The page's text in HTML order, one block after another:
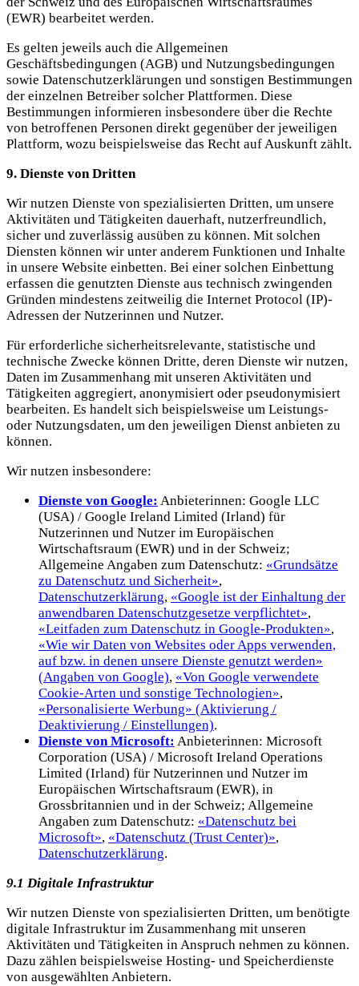
(EWR) bearbeitet werden.
Es gelten jeweils auch die Allgemeinen
Geschäftsbedingungen (AGB) und Nutzungsbedingungen
sowie Datenschutzerklärungen und sonstigen Bestimmungen
der einzelnen Betreiber solcher Plattformen. Diese
Bestimmungen informieren insbesondere über die Rechte
von betroffenen Personen direkt gegenüber der jeweiligen
Plattform, wozu beispielsweise das Recht auf Auskunft zählt.
9. Dienste von Dritten
Wir nutzen Dienste von spezialisierten Dritten, um unsere
Aktivitäten und Tätigkeiten dauerhaft, nutzerfreundlich,
sicher und zuverlässig ausüben zu können. Mit solchen
Diensten können wir unter anderem Funktionen und Inhalte
in unsere Website einbetten. Bei einer solchen Einbettung
erfassen die genutzten Dienste aus technisch zwingenden
Gründen mindestens zeitweilig die Internet Protocol (IP)-
Adressen der Nutzerinnen und Nutzer.
Für erforderliche sicherheitsrelevante, statistische und
technische Zwecke können Dritte, deren Dienste wir nutzen,
Daten im Zusammenhang mit unseren Aktivitäten und
Tätigkeiten aggregiert, anonymisiert oder pseudonymisiert
bearbeiten. Es handelt sich beispielsweise um Leistungs-
oder Nutzungsdaten, um den jeweiligen Dienst anbieten zu
können.
Wir nutzen insbesondere:
Dienste von Google: Anbieterinnen: Google LLC
(USA) / Google Ireland Limited (Irland) für
Nutzerinnen und Nutzer im Europäischen
Wirtschaftsraum (EWR) und in der Schweiz;
Allgemeine Angaben zum Datenschutz: «Grundsätze
zu Datenschutz und Sicherheit»,
Datenschutzerklärung, «Google ist der Einhaltung der
anwendbaren Datenschutzgesetze verpflichtet»,
«Leitfaden zum Datenschutz in Google-Produkten»,
«Wie wir Daten von Websites oder Apps verwenden,
auf bzw. in denen unsere Dienste genutzt werden»
(Angaben von Google), «Von Google verwendete
Cookie-Arten und sonstige Technologien»,
«Personalisierte Werbung» (Aktivierung /
Deaktivierung / Einstellungen).
Dienste von Microsoft: Anbieterinnen: Microsoft
Corporation (USA) / Microsoft Ireland Operations
Limited (Irland) für Nutzerinnen und Nutzer im
Europäischen Wirtschaftsraum (EWR), in
Grossbritannien und in der Schweiz; Allgemeine
Angaben zum Datenschutz: «Datenschutz bei
Microsoft», «Datenschutz (Trust Center)»,
Datenschutzerklärung.
9.1 Digitale Infrastruktur
Wir nutzen Dienste von spezialisierten Dritten, um benötigte
digitale Infrastruktur im Zusammenhang mit unseren
Aktivitäten und Tätigkeiten in Anspruch nehmen zu können.
Dazu zählen beispielsweise Hosting- und Speicherdienste
von ausgewählten Anbietern.